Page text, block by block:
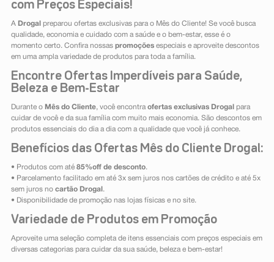
com Preços Especiais!
A Drogal preparou ofertas exclusivas para o Mês do Cliente! Se você busca
qualidade, economia e cuidado com a saúde e o bem-estar, esse é o
momento certo. Confira nossas promoçõesespeciais e aproveite descontos
em uma ampla variedade de produtos para toda a família.
Encontre Ofertas Imperdíveis para Saúde,
Beleza e Bem-Estar
Durante o Mês do Cliente, você encontra ofertas exclusivas Drogal para
cuidar de você e da sua família com muito mais economia. São descontos em
produtos essenciais do dia a dia com a qualidade que você já conhece.
Benefícios das Ofertas Mês do Cliente Drogal:
• Produtos com até 85%off de desconto.
• Parcelamento facilitado em até 3x sem juros nos cartões de crédito e até 5x
sem juros no cartão Drogal .
• Disponibilidade de promoção nas lojas físicas e no site.
Variedade de Produtos em Promoção
Aproveite uma seleção completa de itens essenciais com preços especiais em
diversas categorias para cuidar da sua saúde, beleza e bem-estar!